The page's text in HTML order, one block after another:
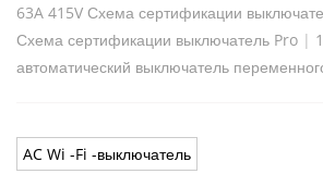
63A 415V Схема сертификации
Схема сертификации выключатель Pro |
автоматический выключатель
AC Wi -Fi -выключатель